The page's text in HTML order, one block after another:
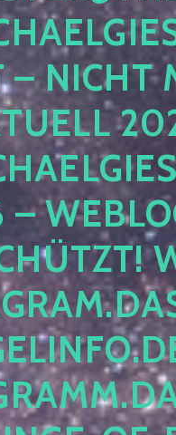
– NICHT